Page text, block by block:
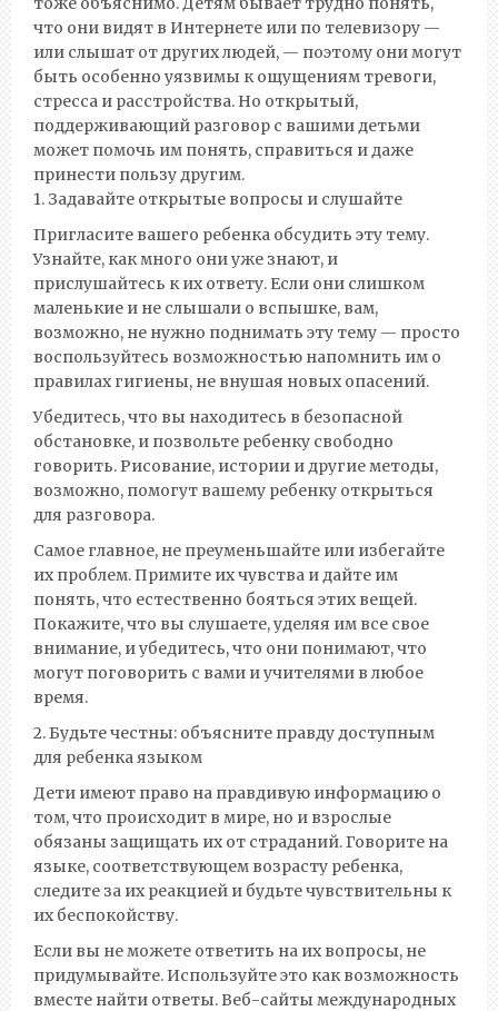
что они видят в Интернете или по телевизору —
или слышат от других людей, — поэтому они могут
быть особенно уязвимы к ощущениям тревоги,
стресса и расстройства. Но открытый,
поддерживающий разговор с вашими детьми
может помочь им понять, справиться и даже
принести пользу другим.
1. Задавайте открытые вопросы и слушайте
Пригласите вашего ребенка обсудить эту тему.
Узнайте, как много они уже знают, и
прислушайтесь к их ответу. Если они слишком
маленькие и не слышали о вспышке, вам,
возможно, не нужно поднимать эту тему — просто
воспользуйтесь возможностью напомнить им о
правилах гигиены, не внушая новых опасений.
Убедитесь, что вы находитесь в безопасной
обстановке, и позвольте ребенку свободно
говорить. Рисование, истории и другие методы,
возможно, помогут вашему ребенку открыться
для разговора.
Самое главное, не преуменьшайте или избегайте
их проблем. Примите их чувства и дайте им
понять, что естественно бояться этих вещей.
Покажите, что вы слушаете, уделяя им все свое
внимание, и убедитесь, что они понимают, что
могут поговорить с вами и учителями в любое
время.
2. Будьте честны: объясните правду доступным
для ребенка языком
Дети имеют право на правдивую информацию о
том, что происходит в мире, но и взрослые
обязаны защищать их от страданий. Говорите на
языке, соответствующем возрасту ребенка,
следите за их реакцией и будьте чувствительны к
их беспокойству.
Если вы не можете ответить на их вопросы, не
придумывайте. Используйте это как возможность
вместе найти ответы. Веб-сайты международных